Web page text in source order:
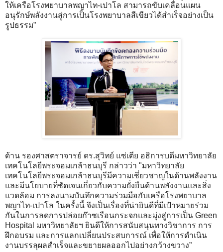
ให้เครือโรงพยาบาลพญาไท-เปาโล สามารถขับเคลื่อนแผน
อนุรักษ์พลังงานสู่การเป็นโรงพยาบาลสีเขียวได้สำเร็จอย่างเป็น
รูปธรรม”
ด้าน รองศาสตราจารย์ ดร.สุวิทย์ แซ่เตีย อธิการบดีมหาวิทยาลัย
เทคโนโลยีพระจอมเกล้าธนบุรี กล่าวว่า "มหาวิทยาลัย
เทคโนโลยีพระจอมเกล้าธนบุรีมีความเชี่ยวชาญในด้านพลังงาน
และมีนโยบายที่ชัดเจนเกี่ยวกับความยั่งยืนด้านพลังงานและสิ่ง
แวดล้อม การลงนามบันทึกความร่วมมือกับเครือโรงพยาบาล
พญาไท-เปาโล ในครั้งนี้ จึงเป็นเรื่องที่น่ายินดีที่มีเป้าหมายร่วม
กันในการลดการปล่อยก๊าซเรือนกระจกและมุ่งสู่การเป็น Green
Hospital มหาวิทยาลัยฯ ยินดีให้การสนับสนุนทางวิชาการ การ
ฝึกอบรม และการแลกเปลี่ยนประสบการณ์ เพื่อให้การดำเนิน
งานบรรลุผลสำเร็จและขยายผลออกไปอย่างกว้างขวาง”